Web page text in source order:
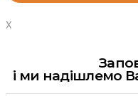
X
і ми надішлемо